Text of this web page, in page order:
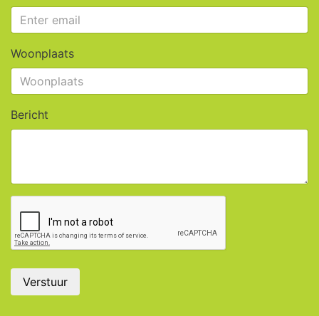
Woonplaats
Bericht
Verstuur